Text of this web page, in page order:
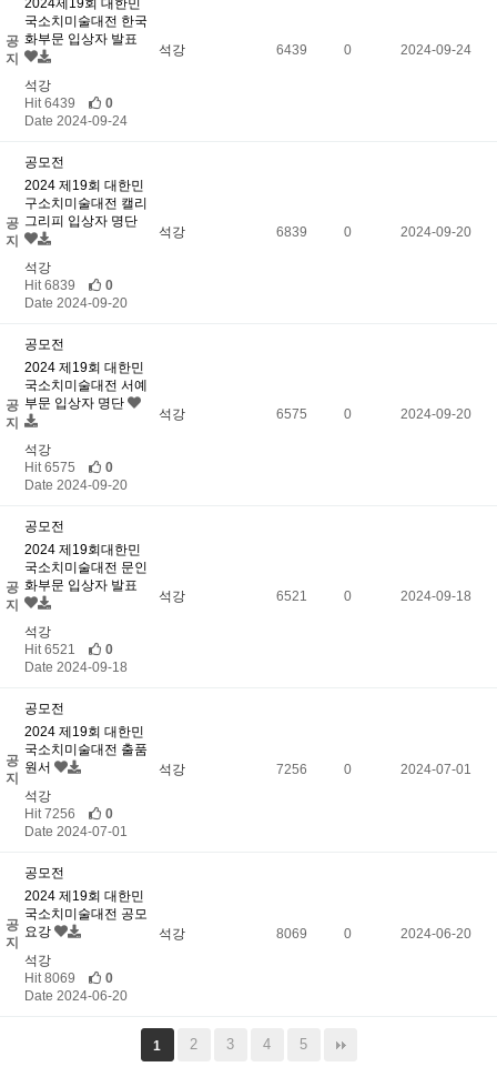
공
지
2024제19회 대한민
국소치미술대전 한국
화부문 입상자 발표
석강
Hit 6439
0
Date 2024-09-24
석강 6439 0 2024-09-24
공
지
공모전
2024 제19회 대한민
구소치미술대전 캘리
그리피 입상자 명단
석강
Hit 6839
0
Date 2024-09-20
석강 6839 0 2024-09-20
공
지
공모전
2024 제19회 대한민
국소치미술대전 서예
부문 입상자 명단
석강
Hit 6575
0
Date 2024-09-20
석강 6575 0 2024-09-20
공
지
공모전
2024 제19회대한민
국소치미술대전 문인
화부문 입상자 발표
석강
Hit 6521
0
Date 2024-09-18
석강 6521 0 2024-09-18
공
지
공모전
2024 제19회 대한민
국소치미술대전 출품
원서
석강
Hit 7256
0
Date 2024-07-01
석강 7256 0 2024-07-01
공
지
공모전
2024 제19회 대한민
국소치미술대전 공모
요강
석강
Hit 8069
0
Date 2024-06-20
석강 8069 0 2024-06-20
1 2 3 4 5